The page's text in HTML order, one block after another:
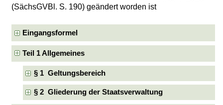
(SächsGVBl. S. 190) geändert worden ist
Eingangsformel
Teil 1 Allgemeines
§ 1 Geltungsbereich
§ 2 Gliederung der Staatsverwaltung